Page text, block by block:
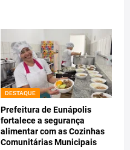
DESTAQUE
Prefeitura de Eunápolis
fortalece a segurança
alimentar com as Cozinhas
Comunitárias Municipais